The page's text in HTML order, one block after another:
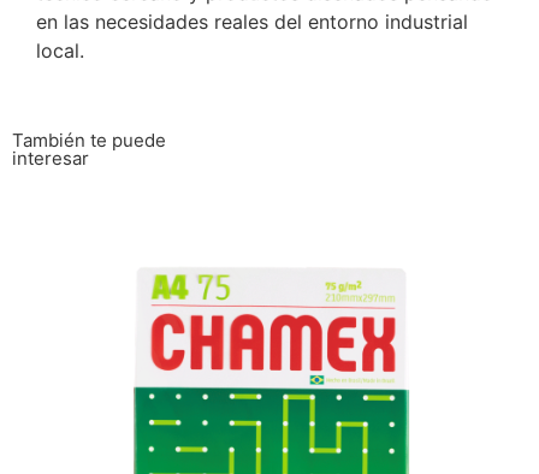
en las necesidades reales del entorno industrial
local.
También te puede
interesar